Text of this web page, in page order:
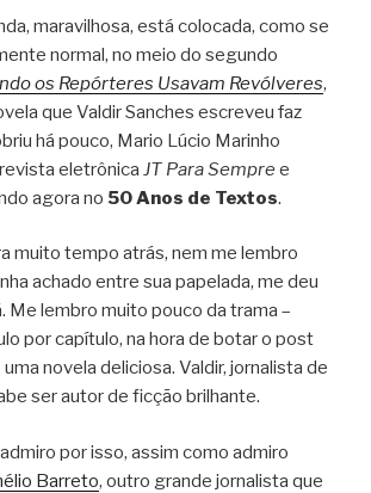
maravilhosa, está colocada, como se
normal, no meio do segundo
os Repórteres Usavam Revólveres,
que Valdir Sanches escreveu faz
há pouco, Mario Lúcio Marinho
eletrônica JT Para Sempre e
agora no 50 Anos de Textos.
muito tempo atrás, nem me lembro
achado entre sua papelada, me deu
Me lembro muito pouco da trama –
por capítulo, na hora de botar o post
uma novela deliciosa. Valdir, jornalista de
ser autor de ficção brilhante.
por isso, assim como admiro
Barreto, outro grande jornalista que